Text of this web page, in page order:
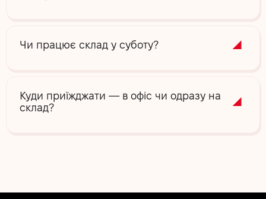
Чи працює склад у суботу?
Куди приїжджати — в офіс чи одразу на
склад?